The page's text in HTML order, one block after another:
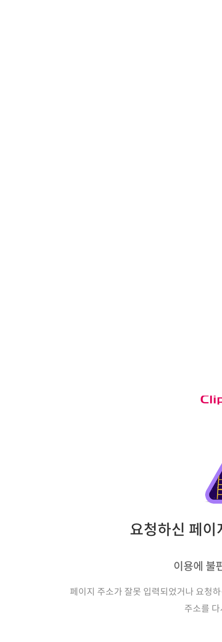
요청하신 페
이용에 불
페이지 주소가 잘못 입력되었거나 요청
주소를